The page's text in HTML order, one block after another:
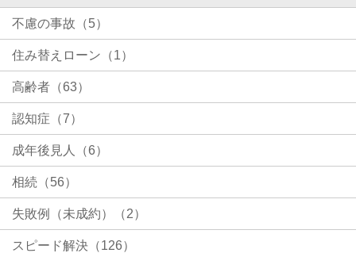
不慮の事故（5）
住み替えローン（1）
高齢者（63）
認知症（7）
成年後見人（6）
相続（56）
失敗例（未成約）（2）
スピード解決（126）